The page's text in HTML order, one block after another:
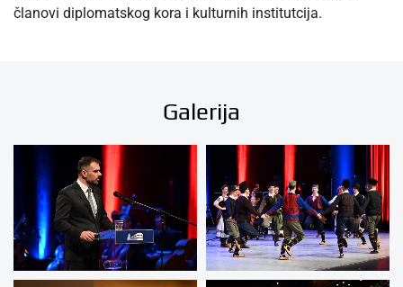
članovi diplomatskog kora i kulturnih institutcija.
Galerija